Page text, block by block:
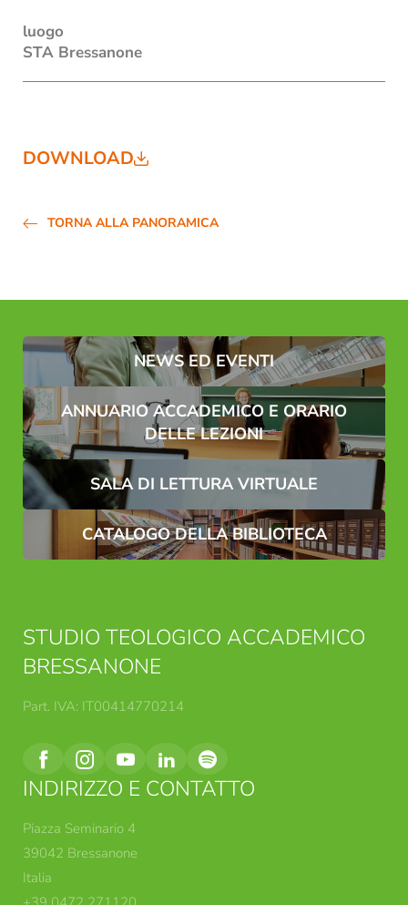
luogo
STA Bressanone
DOWNLOAD
TORNA ALLA PANORAMICA
NEWS ED EVENTI
ANNUARIO ACCADEMICO E ORARIO
DELLE LEZIONI
SALA DI LETTURA VIRTUALE
CATALOGO DELLA BIBLIOTECA
STUDIO TEOLOGICO ACCADEMICO
BRESSANONE
Part. IVA: IT00414770214
INDIRIZZO E CONTATTO
Piazza Seminario 4
39042 Bressanone
Italia
Titolo
Consenso marketing*
*campi obbligatori
Invia